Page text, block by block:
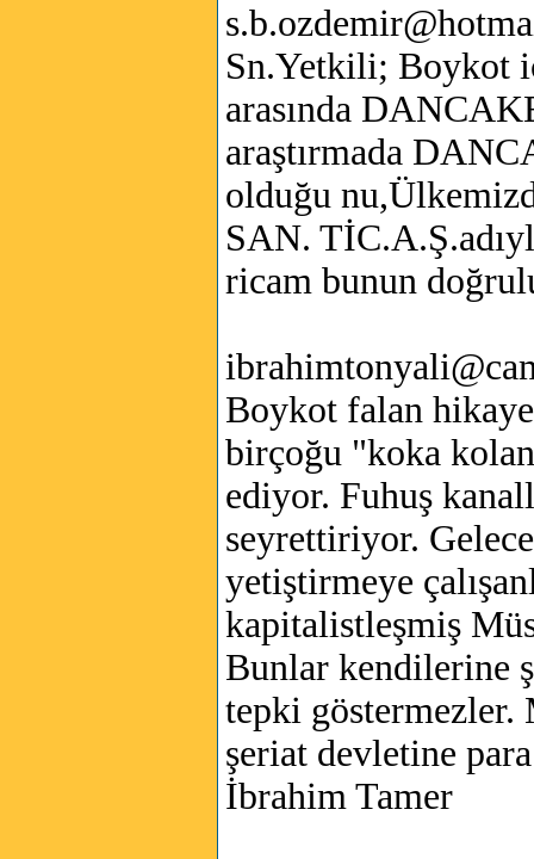
Sn.Yetkili; Boykot
arasında
araştırmada
olduğu
SAN.
ricam bunun
Boykot falan
birçoğu "koka
ediyor. Fuhuş
seyrettiriyor.
yetiştirmeye
kapitalistleşmiş
Bunlar kendilerine
tepki göstermezler.
şeriat devletine
İbrahim Tamer